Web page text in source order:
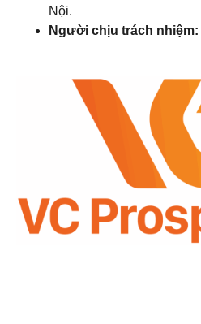
Nội.
Người chịu trách nhiệm: